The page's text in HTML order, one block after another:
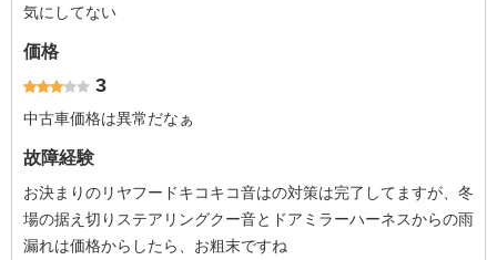
気にしてない
価格
3
中古車価格は異常だなぁ
故障経験
お決まりのリヤフードキコキコ音はの対策は完了してますが、冬
場の据え切りステアリングクー音とドアミラーハーネスからの雨
漏れは価格からしたら、お粗末ですね